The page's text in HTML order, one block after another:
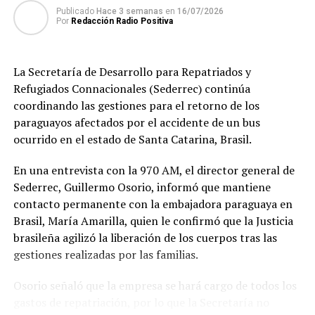
TEMAS RELACIONADOS:
METEOROLOGÍA ANUNCIA TORMENTAS ELÉCTRICAS PARA ESTE
MARTES
ARRIBA SIGUIENTE
Delincuentes abandonan vehículo tras robo y toma de
rehén
Asaltan y toman de rehén a una familia en Minga Guazú
Publicado Hace 3 semanas en 16/07/2026
Por Redacción Radio Positiva
La Secretaría de Desarrollo para Repatriados y
Refugiados Connacionales (Sederrec) continúa
coordinando las gestiones para el retorno de los
paraguayos afectados por el accidente de un bus
ocurrido en el estado de Santa Catarina, Brasil.
En una entrevista con la 970 AM, el director general de
Sederrec, Guillermo Osorio, informó que mantiene
contacto permanente con la embajadora paraguaya en
Brasil, María Amarilla, quien le confirmó que la Justicia
brasileña agilizó la liberación de los cuerpos tras las
gestiones realizadas por las familias.
Osorio señaló que la empresa se hará cargo de todos los